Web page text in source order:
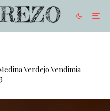
Verdejo Vendimia